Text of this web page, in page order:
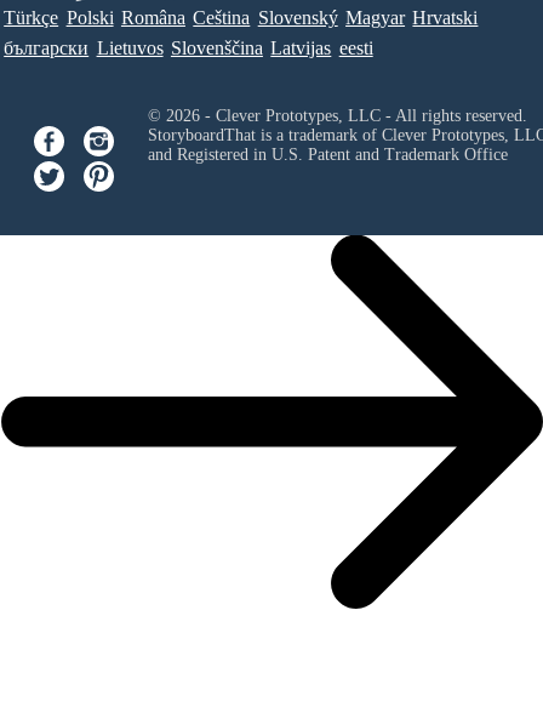
Türkçe Polski Româna Ceština Slovenský Magyar Hrvatski
български Lietuvos Slovenščina Latvijas eesti
© 2026 - Clever Prototypes, LLC - All rights reserved.
StoryboardThat is a trademark of Clever Prototypes,
and Registered in U.S. Patent and Trademark Office